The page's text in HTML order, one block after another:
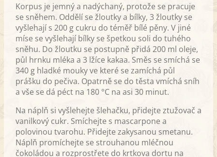
Korpus je jemný a nadýchaný, protože se pracuje
se sněhem. Oddělí se žloutky a bílky, 3 žloutky se
vyšlehají s 200 g cukru do téměř bílé pěny. V jiné
míse se vyšlehají bílky se špetkou soli do tuhého
sněhu. Do žloutku se postupně přidá 200 ml oleje,
půl hrnku mléka a 3 lžíce kakaa. Směs se smíchá se
340 g hladké mouky ve které se zamíchá půl
prášku do pečiva. Opatrně se do těsta vmíchá sníh
a vše se dá péct na 180 °C na asi 30 minut.
Na náplň si vyšlehejte šlehačku, přidejte ztužovač a
vanilkový cukr. Smíchejte s mascarpone a
polovinou tvarohu. Přidejte zakysanou smetanu.
Náplň promíchejte se strouhanou mléčnou
čokoládou a rozprostřete do krtkova dortu na